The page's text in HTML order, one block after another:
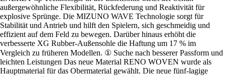
außergewöhnliche Flexibilität, Rückfederung und Reaktivität für
explosive Sprünge. Die MIZUNO WAVE Technologie sorgt für
Stabilität und Antrieb und hilft den Spielern, sich geschmeidig und
effizient auf dem Feld zu bewegen. Darüber hinaus erhöht die
verbesserte XG Rubber-Außensohle die Haftung um 17 % im
Vergleich zu früheren Modellen. ① Suche nach besserer Passform und
leichten Leistungen Das neue Material RENO WOVEN wurde als
Hauptmaterial für das Obermaterial gewählt. Die neue fünf-lagige